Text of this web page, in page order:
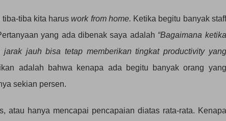
tiba kita harus work from home. Ketika begitu banyak staff
yang ada dibenak saya adalah “Bagaimana ketika
jauh bisa tetap memberikan tingkat productivity yang
adalah bahwa kenapa ada begitu banyak orang yang
sekian persen.
atau hanya mencapai pencapaian diatas rata-rata. Kenapa